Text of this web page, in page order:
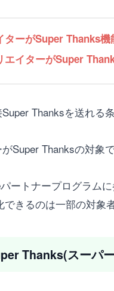
ターがSuper Thanks
エイターがSuper
Thanksを送れる
Super Thanksの対象
ートナープログラム
きるのは一部の対象
Thanks(スーパ